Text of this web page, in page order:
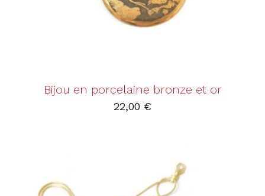
Bijou en porcelaine bronze et or
22,00 €